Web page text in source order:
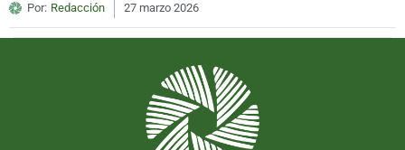
Por: Redacción 27 marzo 2026